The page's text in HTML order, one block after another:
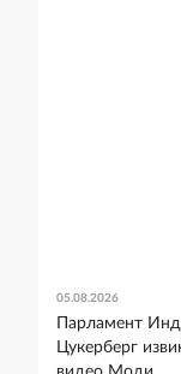
05.08.2026
Парламент
Цукерберг